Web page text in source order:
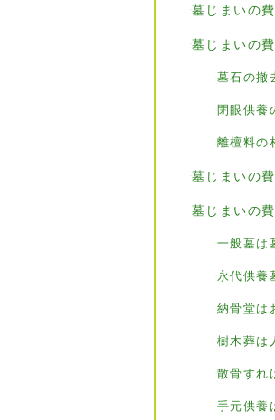
墓じまいの
墓じまいの
墓石の撤
閉眼供養
離檀料の
墓じまいの
墓じまいの
一般墓は
永代供養
納骨堂は
樹木葬は
散骨すれ
手元供養